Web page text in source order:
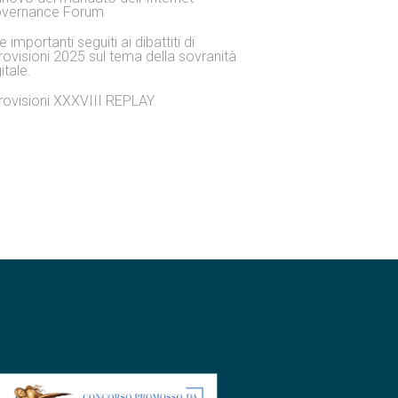
Forum
importanti seguiti ai dibattiti di
2025 sul tema della sovranità
XXXVIII REPLAY